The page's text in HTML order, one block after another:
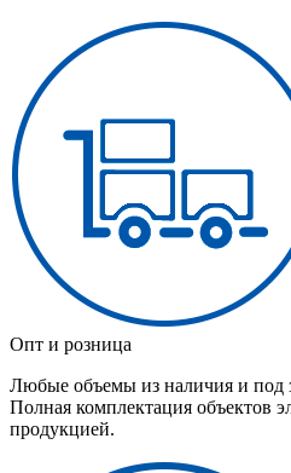
Опт и розница
Любые объемы из наличия и под
Полная комплектация объектов
продукцией.